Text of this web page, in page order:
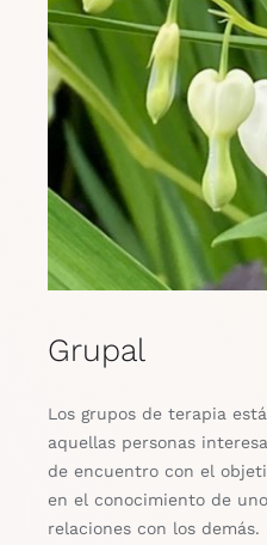
Grupal
Los grupos de terapia
aquellas personas
de encuentro con el
en el conocimiento de
relaciones con los